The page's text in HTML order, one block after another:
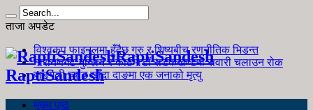
ताजा अपडेट
विश्वकप फाइनलमा हुँदैछ गुरु र शिष्यबीच रणनीतिक भिडन्त
नारायणगढ-मुग्लिन र काठमाडौं सडकखण्डमा सवारी चलाउन रोक
जङ्गली च्याउ खाँदा दाङमा एक जनाको मृत्यु
RaptiSandesh
RaptiSandesh
मुख्य पृष्ठ